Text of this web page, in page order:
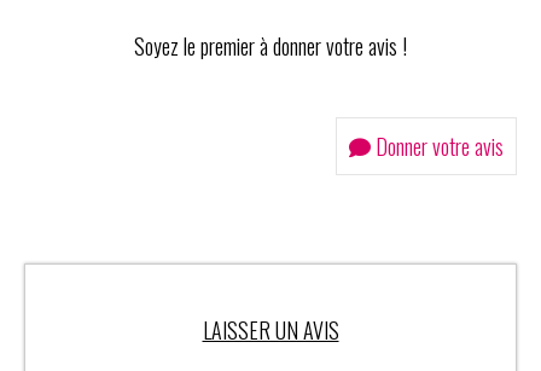
Soyez le premier à donner votre avis !
Donner votre avis
LAISSER UN AVIS